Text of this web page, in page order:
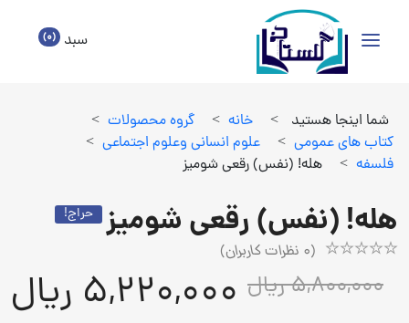
سبد (0)
شما اینجا هستید > خانه > گروه محصولات >
كتاب هاي عمومي > علوم انساني وعلوم اجتماعي >
فلسفه > هله! (نفس) رقعی شومیز
هله! (نفس) رقعی شومیز حراج!
5.00
(
0 نظرات کاربران)
5,800,000 ریال 5,220,000 ریال